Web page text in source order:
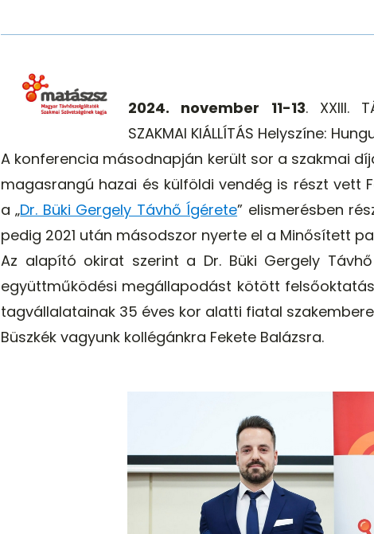
2024. november 11-13. XXIII.
SZAKMAI KIÁLLÍTÁS Helyszíne:
A konferencia másodnapján került sor a szakmai
magasrangú hazai és külföldi vendég is részt vett
a „Dr. Büki Gergely Távhő Ígérete” elismerésben
pedig 2021 után másodszor nyerte el a Minősített
Az alapító okirat szerint a Dr. Büki Gergely
együttműködési megállapodást kötött
tagvállalatainak 35 éves kor alatti fiatal
Büszkék vagyunk kollégánkra Fekete Balázsra.